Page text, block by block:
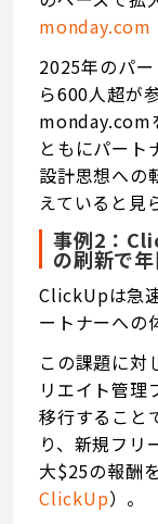
monday.com
2025年のパ
ら600人超が
monday.com
ともにパート
設計思想への
えていると見
事例2：
の刷新で
ClickUpは急
ートナーへの
この課題に対
リエイト管
移行すること
り、新規フリ
大$25の報酬
ClickUp）。